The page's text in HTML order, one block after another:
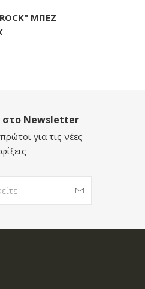
ΜΠΕΖ
στο Newsletter
για τις νέες